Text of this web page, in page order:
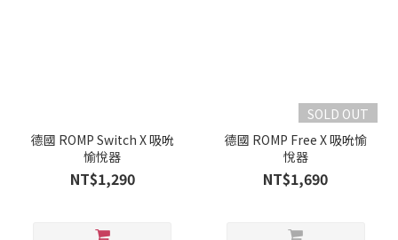
德國 ROMP Switch X 吸吮
愉悅器
NT$1,290
SOLD OUT
德國 ROMP Free X 吸吮愉
悅器
NT$1,690